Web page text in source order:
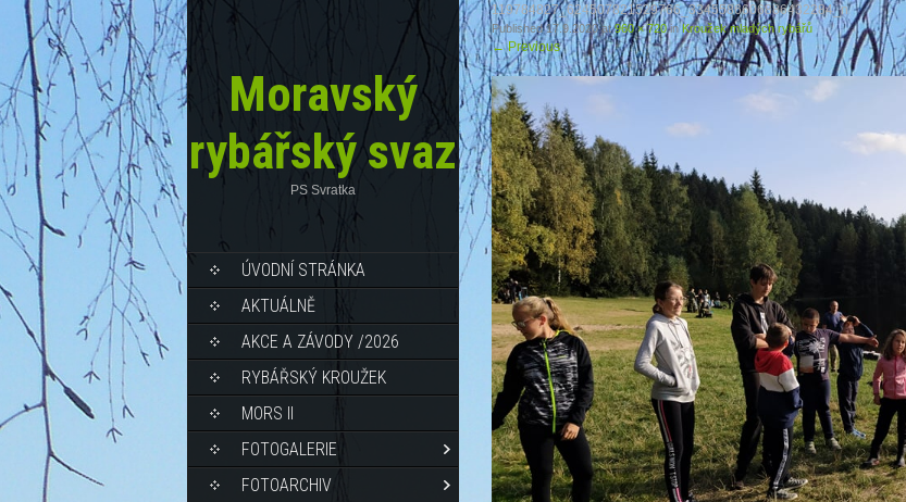
Moravský
rybářský svaz
PS Svratka
ÚVODNÍ STRÁNKA
AKTUÁLNĚ
AKCE A ZÁVODY /2026
RYBÁŘSKÝ KROUŽEK
MORS II
FOTOGALERIE
FOTOARCHIV
119784827_624507821529766_3345586606886432284_n
Published17.9.2020at960 × 720inKroužek mladých rybářů
←Previous